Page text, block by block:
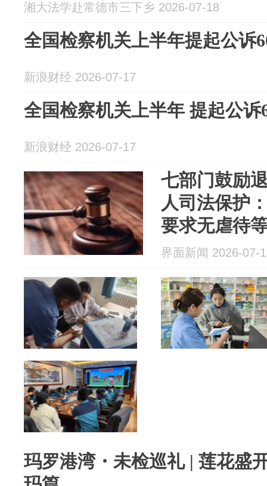
湘大法学赴常德市三下乡 2026-07-18
全国检察机关上半年提起公诉
新浪财经 2026-07-17
全国检察机关上半年 提起公诉
新浪财经 2026-07-17
七部门鼓励
人司法保护
要求无虐待
界面新闻 2026-07-
玛罗港湾・未检巡礼 | 莲花盛